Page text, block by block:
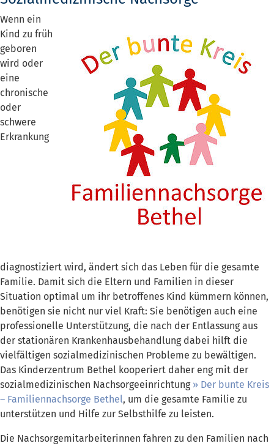
Wenn ein
Kind zu früh
geboren
wird oder
eine
chronische
oder
schwere
Erkrankung
diagnostiziert wird, ändert sich das Leben für die gesamte
Familie. Damit sich die Eltern und Familien in dieser
Situation optimal um ihr betroffenes Kind kümmern können,
benötigen sie nicht nur viel Kraft: Sie benötigen auch eine
professionelle Unterstützung, die nach der Entlassung aus
der stationären Krankenhausbehandlung dabei hilft die
vielfältigen sozialmedizinischen Probleme zu bewältigen.
Das Kinderzentrum Bethel kooperiert daher eng mit der
sozialmedizinischen Nachsorgeeinrichtung
Der bunte Kreis
– Familiennachsorge Bethel, um die gesamte Familie zu
unterstützen und Hilfe zur Selbsthilfe zu leisten.
Die Nachsorgemitarbeiterinnen fahren zu den Familien nach